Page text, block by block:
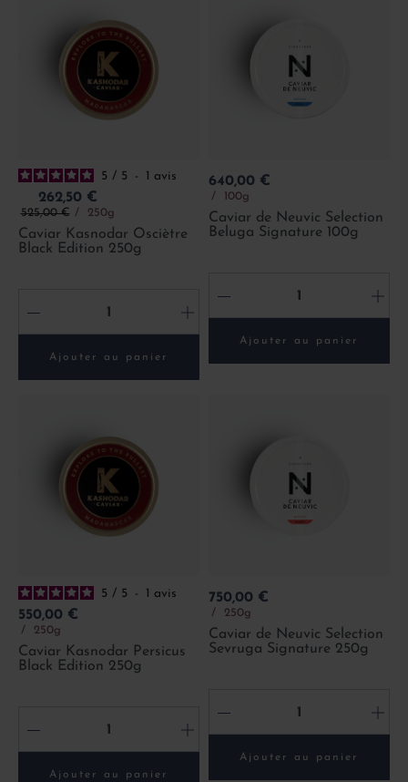
5 / 5 - 1 avis
Prix
262,50 €
Prix de base
525,00 € 250g
Caviar Kasnodar Osciètre
Black Edition 250g
- +
Ajouter au panier
Prix
640,00 €
100g
Caviar de Neuvic Selection
Beluga Signature 100g
- +
Ajouter au panier
5 / 5 - 1 avis
Prix
550,00 €
250g
Caviar Kasnodar Persicus
Black Edition 250g
- +
Ajouter au panier
Prix
750,00 €
250g
Caviar de Neuvic Selection
Sevruga Signature 250g
- +
Ajouter au panier